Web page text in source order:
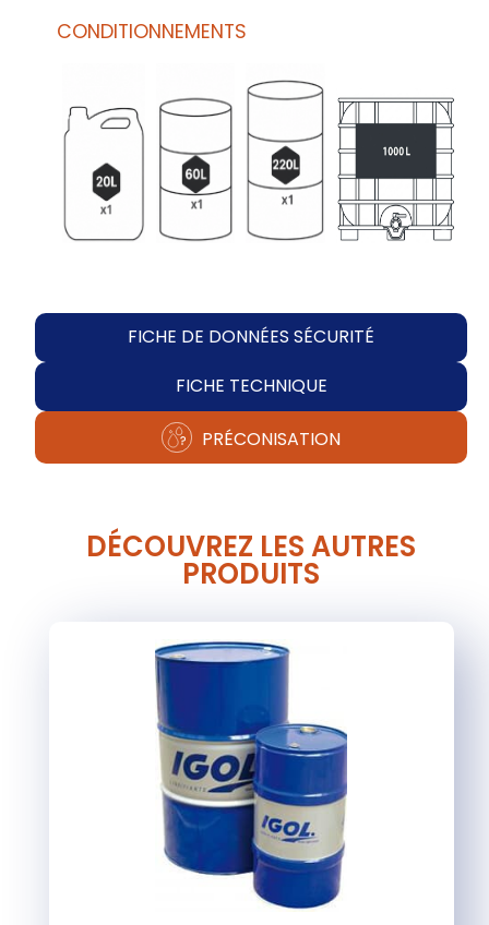
CONDITIONNEMENTS
FICHE DE DONNÉES SÉCURITÉ
FICHE TECHNIQUE
PRÉCONISATION
DÉCOUVREZ LES AUTRES
PRODUITS